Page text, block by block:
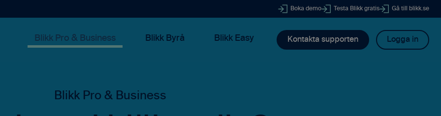
Boka demo Testa Blikk gratis Gå till blikk.se
Blikk Pro & Business Blikk Byrå Blikk Easy Kontakta supporten Logga in